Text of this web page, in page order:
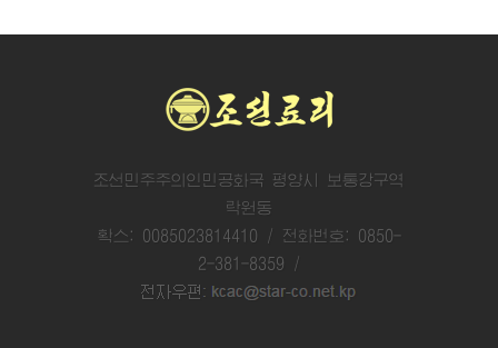
조선민주주의인민공화국 평양시 보통강구역
락원동
확스: 0085023814410 / 전화번호: 0850-
2-381-8359 /